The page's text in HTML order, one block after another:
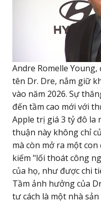
Andre Romelle
tên Dr. Dre, nắm giữ
vào năm 2026. Sự
đến tầm cao mới với
Apple trị giá 3 tỷ đô la
thuận này không chỉ
mà còn mở ra một
kiếm "lối thoát công
của họ, như được chi
Tầm ảnh hưởng của
tư cách là một nhà